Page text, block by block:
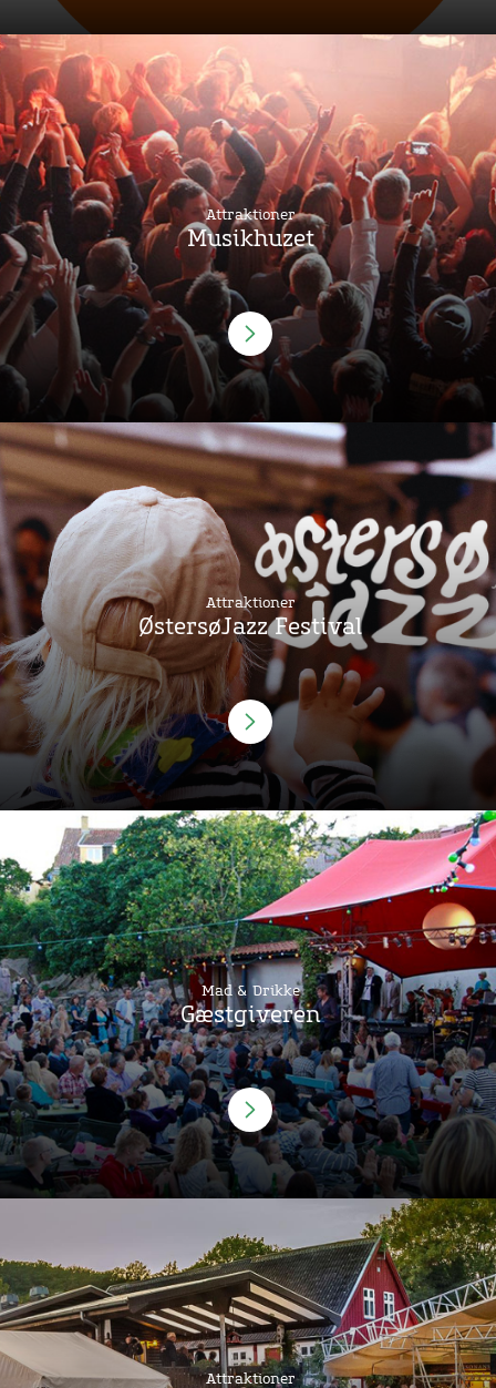
Attraktioner
Musikhuzet
Attraktioner
ØstersøJazz Festival
Mad & Drikke
Gæstgiveren
Attraktioner